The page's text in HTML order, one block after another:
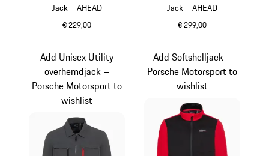
Jack – AHEAD
€ 229,00
Jack – AHEAD
€ 299,00
Add Unisex Utility
overhemdjack –
Porsche Motorsport to
wishlist
Add Softshelljack –
Porsche Motorsport to
wishlist